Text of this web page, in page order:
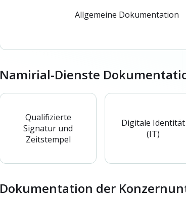
Allgemeine Dokumentation
Namirial-Dienste
Qualifizierte
Signatur und
Zeitstempel
Digitale Identität
(IT)
Dokumentation der